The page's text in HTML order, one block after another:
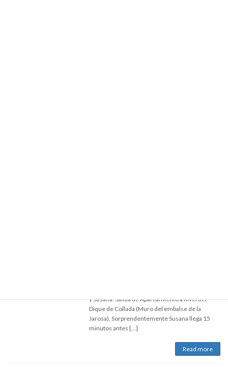
y Susana. Salida de Aparcamiento a nivel del
Dique de Collada (Muro del embalse de la
Jarosa), Sorprendentemente Susana llega 15
minutos antes […]
Read more